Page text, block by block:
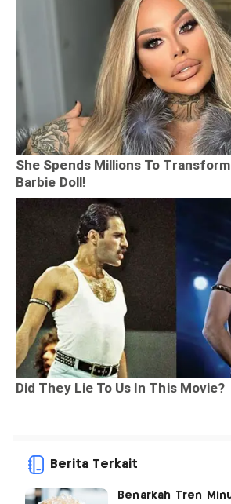
Berita Terkait
Benarkah Tren